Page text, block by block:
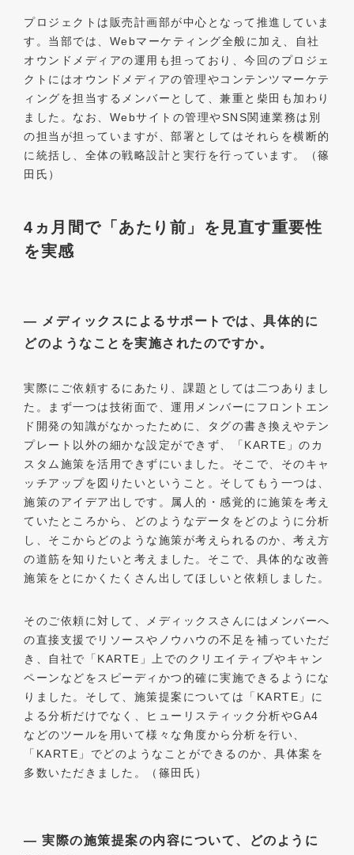
プロジェクトは販売計画部が中心となって推進していま
す。当部では、Webマーケティング全般に加え、自社
オウンドメディアの運用も担っており、今回のプロジェ
クトにはオウンドメディアの管理やコンテンツマーケテ
ィングを担当するメンバーとして、兼重と柴田も加わり
ました。なお、Webサイトの管理やSNS関連業務は別
の担当が担っていますが、部署としてはそれらを横断的
に統括し、全体の戦略設計と実行を行っています。（篠
田氏）
4ヵ月間で「あたり前」を見直す重要性
を実感
― メディックスによるサポートでは、具体的に
どのようなことを実施されたのですか。
実際にご依頼するにあたり、課題としては二つありまし
た。まず一つは技術面で、運用メンバーにフロントエン
ド開発の知識がなかったために、タグの書き換えやテン
プレート以外の細かな設定ができず、「KARTE」のカ
スタム施策を活用できずにいました。そこで、そのキャ
ッチアップを図りたいということ。そしてもう一つは、
施策のアイデア出しです。属人的・感覚的に施策を考え
ていたところから、どのようなデータをどのように分析
し、そこからどのような施策が考えられるのか、考え方
の道筋を知りたいと考えました。そこで、具体的な改善
施策をとにかくたくさん出してほしいと依頼しました。
そのご依頼に対して、メディックスさんにはメンバーへ
の直接支援でリソースやノウハウの不足を補っていただ
き、自社で「KARTE」上でのクリエイティブやキャン
ペーンなどをスピーディかつ的確に実施できるようにな
りました。そして、施策提案については「KARTE」に
よる分析だけでなく、ヒューリスティック分析やGA4
などのツールを用いて様々な角度から分析を行い、
「KARTE」でどのようなことができるのか、具体案を
多数いただきました。（篠田氏）
― 実際の施策提案の内容について、どのように